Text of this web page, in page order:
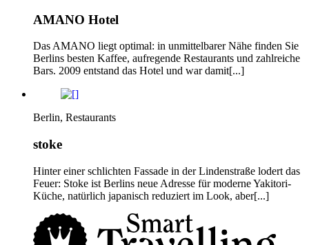
AMANO Hotel
Das AMANO liegt optimal: in unmittelbarer Nähe finden Sie
Berlins besten Kaffee, aufregende Restaurants und zahlreiche
Bars. 2009 entstand das Hotel und war damit[...]
Berlin, Restaurants
stoke
Hinter einer schlichten Fassade in der Lindenstraße lodert das
Feuer: Stoke ist Berlins neue Adresse für moderne Yakitori-
Küche, natürlich japanisch reduziert im Look, aber[...]